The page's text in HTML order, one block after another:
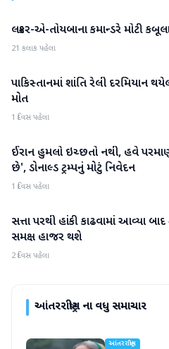
આંતરરાષ્ટ્રીય
લશ્કર-એ-તોયબાના કમાન્ડરે મોટી
21 કલાક પહેલા
આંતરરાષ્ટ્રીય
પાકિસ્તાનમાં શાંતિ રેલી દરમિયાન
મોત
1 દિવસ પહેલા
આંતરરાષ્ટ્રીય
ઈરાન હુમલો ઇચ્છતો નથી, હવે
છે', ડોનાલ્ડ ટ્રમ્પનું મોટું નિવેદન
1 દિવસ પહેલા
આંતરરાષ્ટ્રીય
સત્તા પરથી હાંકી કાઢવામાં આવ્યા
સમક્ષ હાજર થશે
2 દિવસ પહેલા
આંતરરાષ્ટ્રીયના વધુ સમાચાર
આંતરરાષ્ટ્રીય